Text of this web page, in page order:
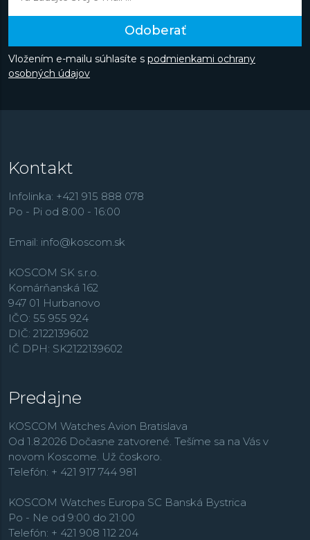
Odoberať
Vložením e-mailu súhlasíte s podmienkami ochrany
osobných údajov
Kontakt
Infolinka: +421 915 888 078
Po - Pi od 8:00 - 16:00
Email: info@koscom.sk
KOSCOM SK s.r.o.
Komárňanská 162
947 01 Hurbanovo
IČO: 55 955 924
DIČ: 2122139602
IČ DPH: SK2122139602
Predajne
KOSCOM Watches Avion Bratislava
Od 1.8.2026 Dočasne zatvorené. Tešíme sa na Vás v
novom Koscome. Už čoskoro.
Telefón: + 421 917 744 981
KOSCOM Watches Europa SC Banská Bystrica
Po - Ne od 9:00 do 21:00
Telefón: + 421 908 112 204